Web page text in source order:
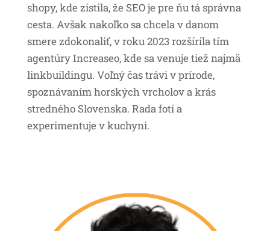
shopy, kde zistila, že SEO je pre ňu tá správna
cesta. Avšak nakoľko sa chcela v danom
smere zdokonaliť, v roku 2023 rozšírila tím
agentúry Increaseo, kde sa venuje tiež najmä
linkbuildingu. Voľný čas trávi v prírode,
spoznávaním horských vrcholov a krás
stredného Slovenska. Rada fotí a
experimentuje v kuchyni.